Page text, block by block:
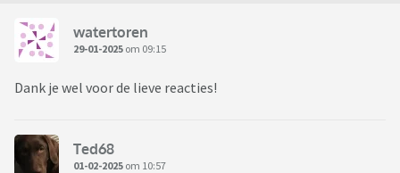
watertoren
29-01-2025 om 09:15
Dank je wel voor de lieve reacties!
Ted68
01-02-2025 om 10:57